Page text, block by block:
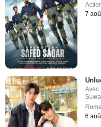
7
Avec
6